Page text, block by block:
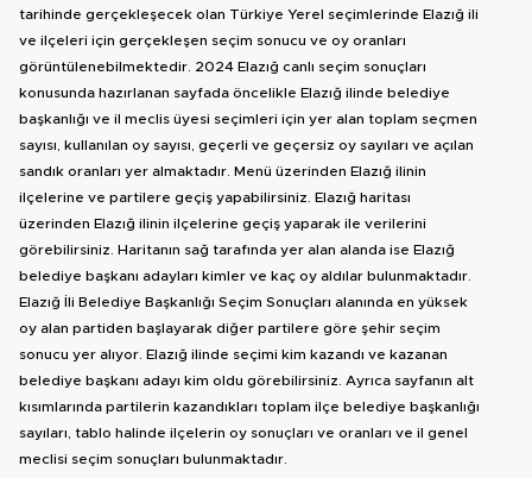
tarihinde gerçekleşecek olan Türkiye Yerel seçimlerinde Elazığ ili
ve ilçeleri için gerçekleşen seçim sonucu ve oy oranları
görüntülenebilmektedir. 2024 Elazığ canlı seçim sonuçları
konusunda hazırlanan sayfada öncelikle Elazığ ilinde belediye
başkanlığı ve il meclis üyesi seçimleri için yer alan toplam seçmen
sayısı, kullanılan oy sayısı, geçerli ve geçersiz oy sayıları ve açılan
sandık oranları yer almaktadır. Menü üzerinden Elazığ ilinin
ilçelerine ve partilere geçiş yapabilirsiniz. Elazığ haritası
üzerinden Elazığ ilinin ilçelerine geçiş yaparak ile verilerini
görebilirsiniz. Haritanın sağ tarafında yer alan alanda ise Elazığ
belediye başkanı adayları kimler ve kaç oy aldılar bulunmaktadır.
Elazığ İli Belediye Başkanlığı Seçim Sonuçları alanında en yüksek
oy alan partiden başlayarak diğer partilere göre şehir seçim
sonucu yer alıyor. Elazığ ilinde seçimi kim kazandı ve kazanan
belediye başkanı adayı kim oldu görebilirsiniz. Ayrıca sayfanın alt
kısımlarında partilerin kazandıkları toplam ilçe belediye başkanlığı
sayıları, tablo halinde ilçelerin oy sonuçları ve oranları ve il genel
meclisi seçim sonuçları bulunmaktadır.